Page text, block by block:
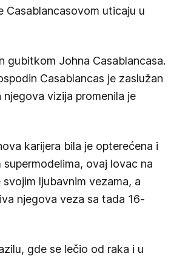
Casablancasovom uticaju u
gubitkom Johna Casablancasa.
Casablancas je zaslužan
vizija promenila je
karijera bila je opterećena i
ovaj lovac na
ljubavnim vezama, a
njegova veza sa tada 16-
gde se lečio od raka i u